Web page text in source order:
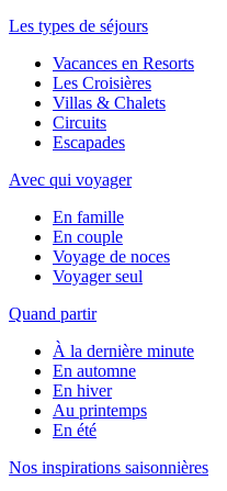
Les types de séjours
Vacances en Resorts
Les Croisières
Villas & Chalets
Circuits
Escapades
Avec qui voyager
En famille
En couple
Voyage de noces
Voyager seul
Quand partir
À la dernière minute
En automne
En hiver
Au printemps
En été
Nos inspirations saisonnières